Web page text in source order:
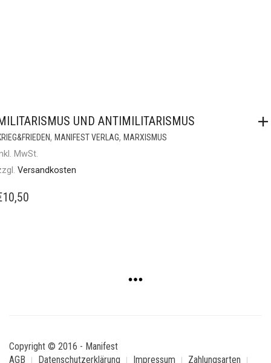
UND ANTIMILITARISMUS
, MANIFEST VERLAG, MARXISMUS
MwSt.
Versandkosten
10,50
Copyright © 2016 - Manifest
AGB
Datenschutzerklärung Impressum Zahlungsarten